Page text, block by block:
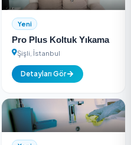
Jet Anadolu